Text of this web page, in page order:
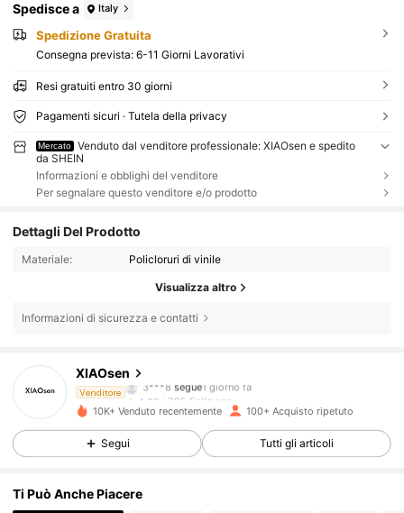
Spedisce a Italy
Spedizione Gratuita
Consegna prevista: 6-11 Giorni Lavorativi
Resi gratuiti entro 30 giorni
Pagamenti sicuri · Tutela della privacy
Mercato
Venduto dal venditore professionale: XIAOsen e spedito
da SHEIN
Informazioni e obblighi del venditore
Per segnalare questo venditore e/o prodotto
Dettagli Del Prodotto
Materiale: Policloruri di vinile
Visualizza altro
Informazioni di sicurezza e contatti
XIAOsen
Venditore
4.87
385 Follower
385 Follower
10K+ Venduto recentemente 100+ Acquisto ripetuto
Segui Tutti gli articoli
Ti Può Anche Piacere